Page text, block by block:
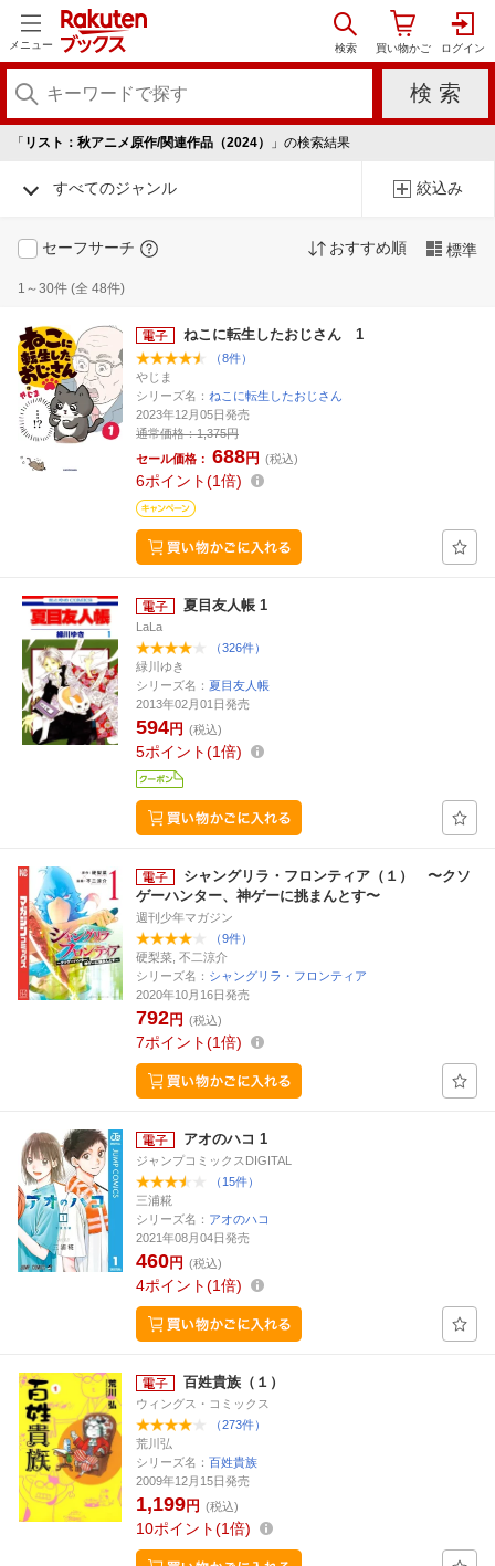
メニュー
「 リスト：秋アニメ原作/関連作品（2024） 」の検索結果
すべてのジャンル 絞込み
セーフサーチ おすすめ順 標準
1～30件 (全 48件)
ねこに転生したおじさん 1
（8件）
やじま
シリーズ名： ねこに転生したおじさん
2023年12月05日発売
通常価格：1,375円
セール価格： 688円 (税込)
6ポイント 1倍
夏目友人帳 1
LaLa
（326件）
緑川ゆき
シリーズ名： 夏目友人帳
2013年02月01日発売
594円 (税込)
5ポイント 1倍
シャングリラ・フロンティア（１） 〜クソ
ゲーハンター、神ゲーに挑まんとす〜
週刊少年マガジン
（9件）
硬梨菜, 不二涼介
シリーズ名： シャングリラ・フロンティア
2020年10月16日発売
792円 (税込)
7ポイント 1倍
アオのハコ 1
ジャンプコミックスDIGITAL
（15件）
三浦糀
シリーズ名： アオのハコ
2021年08月04日発売
460円 (税込)
4ポイント 1倍
百姓貴族（１）
ウィングス・コミックス
（273件）
荒川弘
シリーズ名： 百姓貴族
2009年12月15日発売
1,199円 (税込)
10ポイント 1倍